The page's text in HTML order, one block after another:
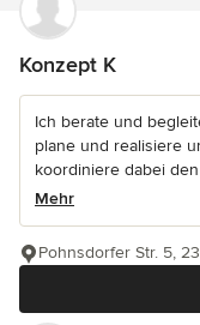
Konzept K
Ich berate und
plane und realisiere
koordiniere dabei
Mehr
Pohnsdorfer Str. 5,